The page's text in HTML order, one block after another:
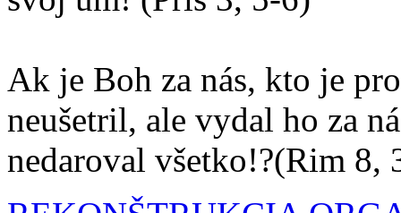
Ak je Boh za nás, kto je
neušetril, ale vydal ho za
nedaroval všetko!?(Rim 8,